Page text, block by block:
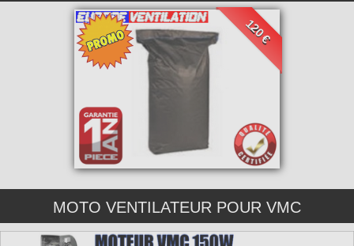
120 €
MOTO VENTILATEUR POUR VMC